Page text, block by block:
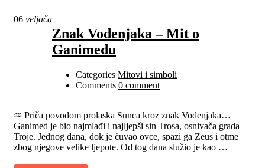
06 veljača
Znak Vodenjaka – Mit o
Ganimedu
Categories Mitovi i simboli
Comments 0 comment
♒️ Priča povodom prolaska Sunca kroz znak Vodenjaka…
Ganimed je bio najmlađi i najljepši sin Trosa, osnivača grada
Troje. Jednog dana, dok je čuvao ovce, spazi ga Zeus i otme
zbog njegove velike ljepote. Od tog dana služio je kao …